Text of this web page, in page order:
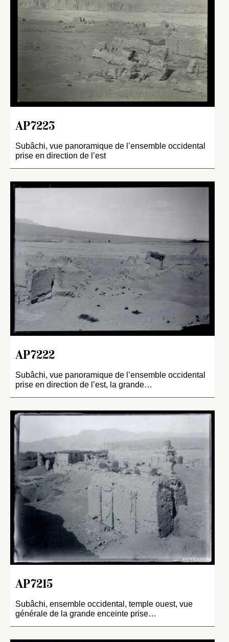
AP7223
Subâchi, vue panoramique de l’ensemble occidental
prise en direction de l’est
AP7222
Subâchi, vue panoramique de l’ensemble occidental
prise en direction de l’est, la grande…
AP7215
Subâchi, ensemble occidental, temple ouest, vue
générale de la grande enceinte prise…